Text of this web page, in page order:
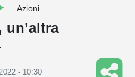
Azioni
un’altra
- 10:30